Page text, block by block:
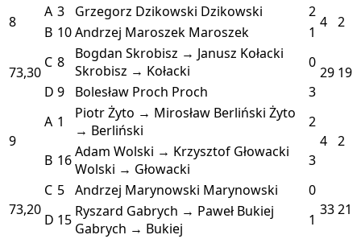
8
A 3 Grzegorz Dzikowski Dzikowski 2
4 2
B 10Andrzej Maroszek Maroszek 1
73,30
C 8
Bogdan Skrobisz → Janusz Kołacki
Skrobisz → Kołacki
0
29 19
D 9 Bolesław Proch Proch 3
9
A 1 Piotr Żyto → Mirosław Berliński Żyto
→ Berliński
2
4 2
B 16Adam Wolski → Krzysztof Głowacki
Wolski → Głowacki
3
73,20
C 5 Andrzej Marynowski Marynowski
0
3321
D 15 Ryszard Gabrych → Paweł Bukiej
Gabrych → Bukiej
1